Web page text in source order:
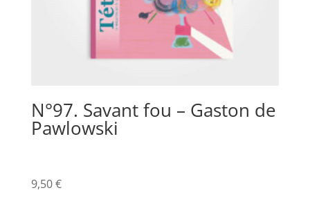
N°97. Savant fou – Gaston de
Pawlowski
9,50€